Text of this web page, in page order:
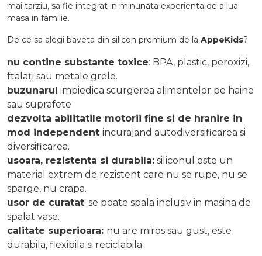
mai tarziu, sa fie integrat in minunata experienta de a lua
masa in familie.
De ce sa alegi baveta din silicon premium de la AppeKids?
nu contine substante toxice: BPA, plastic, peroxizi,
ftalați sau metale grele.
buzunarul impiedica scurgerea alimentelor pe haine
sau suprafete
dezvolta abilitatile motorii fine si de hranire in
mod independent incurajand autodiversificarea si
diversificarea.
usoara, rezistenta si durabila: siliconul este un
material extrem de rezistent care nu se rupe, nu se
sparge, nu crapa.
usor de curatat: se poate spala inclusiv in masina de
spalat vase.
calitate superioara: nu are miros sau gust, este
durabila, flexibila si reciclabila